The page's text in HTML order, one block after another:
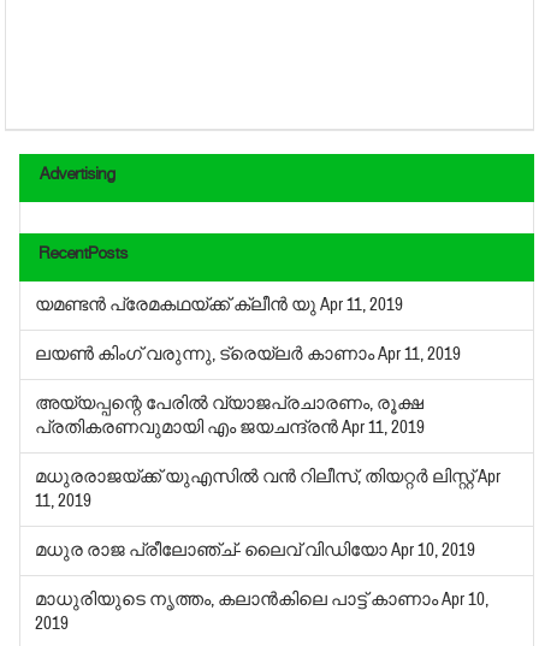
Advertising
RecentPosts
യമണ്ടന്‍ പ്രേമകഥയ്ക്ക് ക്ലീന്‍ യുApr 11, 2019
ലയണ്‍ കിംഗ് വരുന്നു, ട്രെയ്‌ലര്‍ കാണാംApr 11, 2019
അയ്യപ്പന്റെ പേരില്‍ വ്യാജപ്രചാരണം, രൂക്ഷ
പ്രതികരണവുമായി എം ജയചന്ദ്രന്‍Apr 11, 2019
മധുരരാജയ്ക്ക് യുഎസില്‍ വന്‍ റിലീസ്, തിയറ്റര്‍ ലിസ്റ്റ്Apr
11, 2019
മധുര രാജ പ്രീലോഞ്ച്- ലൈവ് വിഡിയോApr 10, 2019
മാധുരിയുടെ നൃത്തം, കലാന്‍കിലെ പാട്ട് കാണാംApr 10,
2019